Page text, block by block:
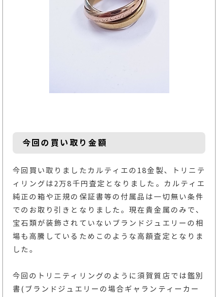
今回の買い取り金額
今回買い取りましたカルティエの18金製、トリニテ
ィリングは2万8千円査定となりました。カルティエ
純正の箱や正規の保証書等の付属品は一切無い条件
でのお取り引きとなりました。現在貴金属のみで、
宝石類が装飾されていないブランドジュエリーの相
場も高騰しているためこのような高額査定となりま
した。
今回のトリニティリングのように須賀質店では鑑別
書(ブランドジュエリーの場合ギャランティーカー